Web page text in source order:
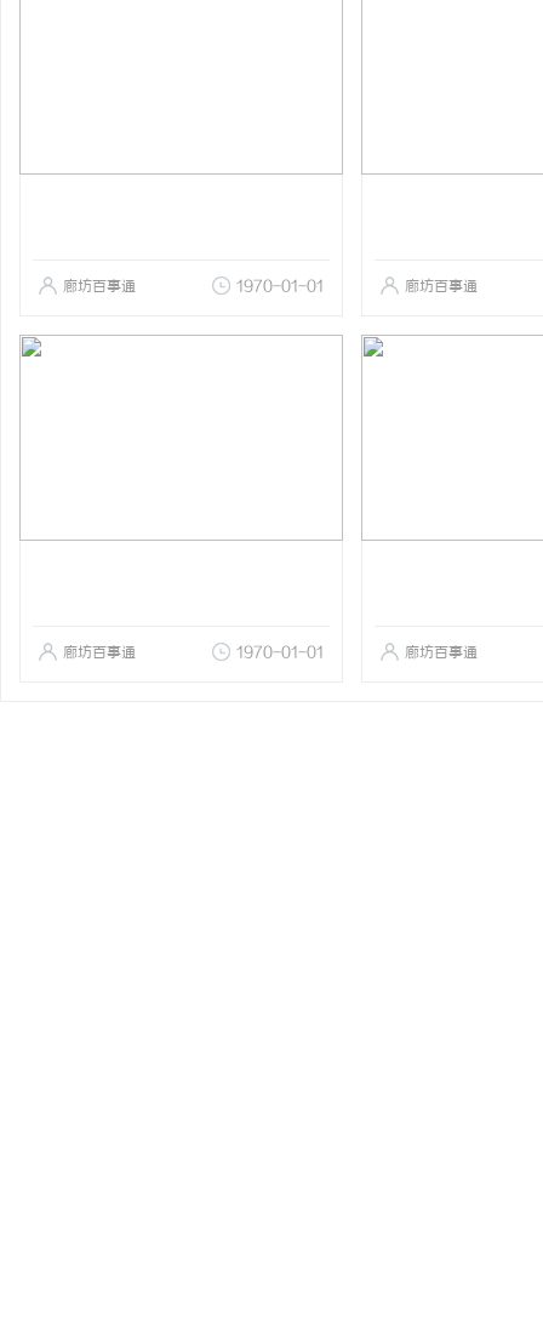
廊坊百事通 1970-01-01 廊坊百事通
廊坊百事通 1970-01-01 廊坊百事通